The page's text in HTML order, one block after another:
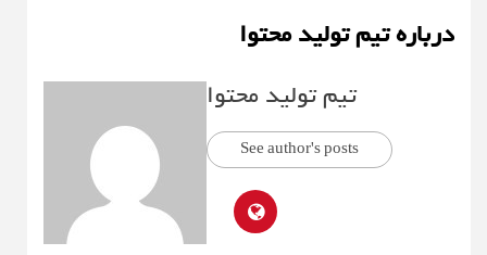
درباره تیم تولید محتوا
تیم تولید محتوا
See author's posts